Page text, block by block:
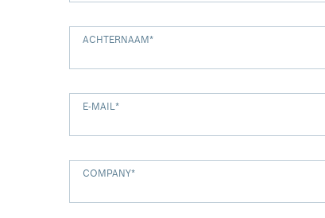
ACHTERNAAM*
E-MAIL*
COMPANY*